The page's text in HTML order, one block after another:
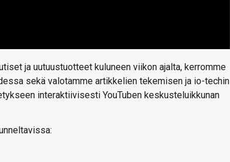
ja uutuustuotteet kuluneen viikon ajalta, kerromme
sekä valotamme artikkelien tekemisen ja io-techin
interaktiivisesti YouTuben keskusteluikkunan